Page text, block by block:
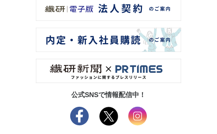
公式SNSで情報配信中！